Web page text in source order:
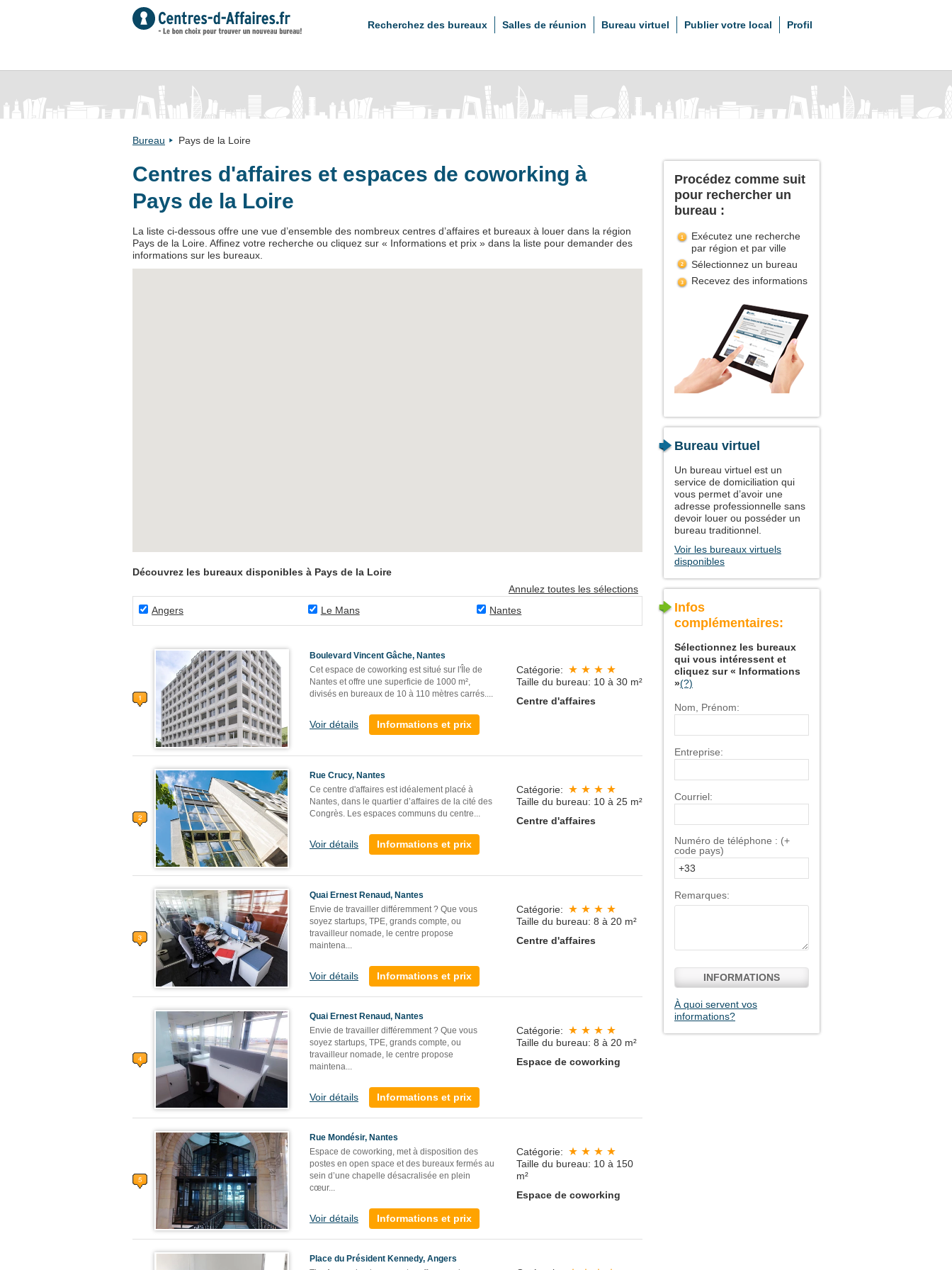
Recherchez des bureaux Salles de réunion Bureau virtuel Publier votre local Profil
Bureau Pays de la Loire
Centres d'affaires et espaces de coworking à
Pays de la Loire
La liste ci-dessous offre une vue d’ensemble des nombreux centres d’affaires et bureaux à louer dans la région
Pays de la Loire. Affinez votre recherche ou cliquez sur « Informations et prix » dans la liste pour demander des
informations sur les bureaux.
Découvrez les bureaux disponibles à Pays de la Loire
Annulez toutes les sélections
Angers
Le Mans Nantes
Boulevard Vincent Gâche, Nantes
Cet espace de coworking est situé sur l'Île de
Nantes et offre une superficie de 1000 m²,
divisés en bureaux de 10 à 110 mètres carrés....
Voir détails Informations et prix
Catégorie:
Taille du bureau: 10 à 30 m²
Centre d'affaires
Rue Crucy, Nantes
Ce centre d'affaires est idéalement placé à
Nantes, dans le quartier d’affaires de la cité des
Congrès. Les espaces communs du centre...
Voir détails Informations et prix
Catégorie:
Taille du bureau: 10 à 25 m²
Centre d'affaires
Quai Ernest Renaud, Nantes
Envie de travailler différemment ? Que vous
soyez startups, TPE, grands compte, ou
travailleur nomade, le centre propose
maintena...
Voir détails Informations et prix
Catégorie:
Taille du bureau: 8 à 20 m²
Centre d'affaires
Quai Ernest Renaud, Nantes
Envie de travailler différemment ? Que vous
soyez startups, TPE, grands compte, ou
travailleur nomade, le centre propose
maintena...
Voir détails Informations et prix
Catégorie:
Taille du bureau: 8 à 20 m²
Espace de coworking
Rue Mondésir, Nantes
Espace de coworking, met à disposition des
postes en open space et des bureaux fermés au
sein d’une chapelle désacralisée en plein
cœur...
Voir détails Informations et prix
Catégorie:
Taille du bureau: 10 à 150
m²
Espace de coworking
Place du Président Kennedy, Angers
Procédez comme suit
pour rechercher un
bureau :
Exécutez une recherche
par région et par ville
Sélectionnez un bureau
Recevez des informations
Bureau virtuel
Un bureau virtuel est un
service de domiciliation qui
vous permet d’avoir une
adresse professionnelle sans
devoir louer ou posséder un
bureau traditionnel.
Voir les bureaux virtuels
disponibles
Infos
complémentaires:
Sélectionnez les bureaux
qui vous intéressent et
cliquez sur « Informations
»(?)
Nom, Prénom:
Entreprise:
Courriel:
Numéro de téléphone : (+
code pays)
Remarques:
INFORMATIONS
À quoi servent vos
informations?